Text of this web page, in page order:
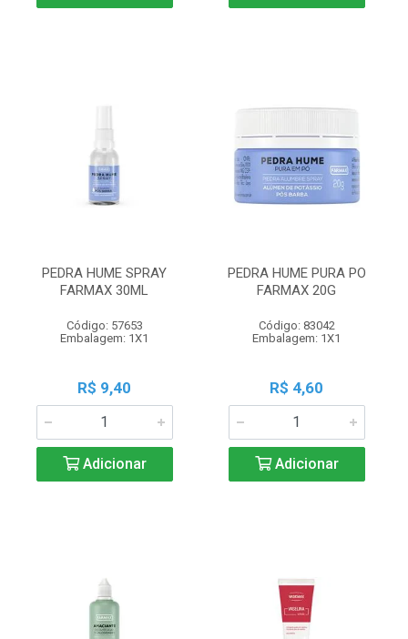
PEDRA HUME SPRAY
FARMAX 30ML
Código: 57653
Embalagem: 1X1
R$ 9,40
Adicionar
PEDRA HUME PURA PO
FARMAX 20G
Código: 83042
Embalagem: 1X1
R$ 4,60
Adicionar